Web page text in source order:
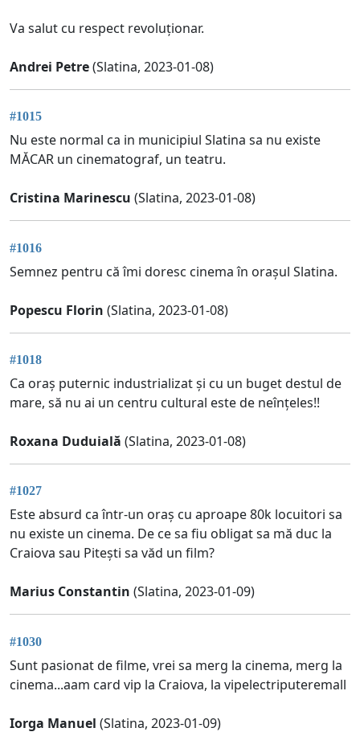
Va salut cu respect revoluționar.
Andrei Petre(Slatina, 2023-01-08)
#1015
Nu este normal ca in municipiul Slatina sa nu existe
MĂCAR un cinematograf, un teatru.
Cristina Marinescu (Slatina, 2023-01-08)
#1016
Semnez pentru că îmi doresc cinema în orașul Slatina.
Popescu Florin (Slatina, 2023-01-08)
#1018
Ca oraș puternic industrializat și cu un buget destul de
mare, să nu ai un centru cultural este de neînțeles!!
Roxana Duduială (Slatina, 2023-01-08)
#1027
Este absurd ca într-un oraș cu aproape 80k locuitori sa
nu existe un cinema. De ce sa fiu obligat sa mă duc la
Craiova sau Pitești sa văd un film?
Marius Constantin (Slatina, 2023-01-09)
#1030
Sunt pasionat de filme, vrei sa merg la cinema, merg la
cinema...aam card vip la Craiova, la vipelectriputeremall
Iorga Manuel (Slatina, 2023-01-09)